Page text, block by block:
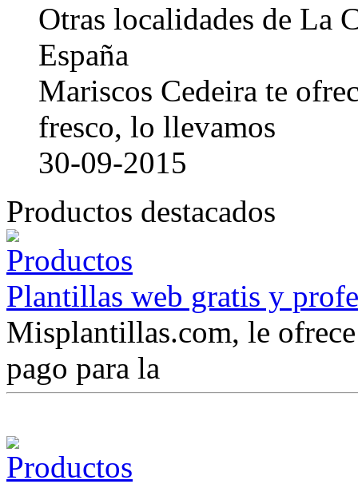
Otras localidades de La
España
Mariscos Cedeira te
fresco, lo llevamos
30-09-2015
Productos destacados
Plantillas web gratis y
Misplantillas.com, le
pago para la